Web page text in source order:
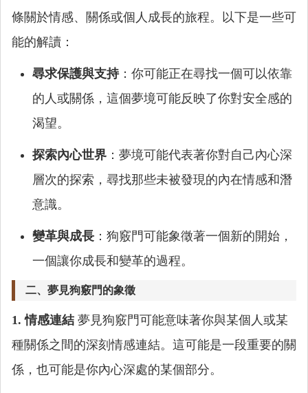
條關於情感、關係或個人成長的旅程。以下是一些可
能的解讀：
尋求保護與支持：你可能正在尋找一個可以依靠
的人或關係，這個夢境可能反映了你對安全感的
渴望。
探索內心世界 ：夢境可能代表著你對自己內心深
層次的探索，尋找那些未被發現的內在情感和潛
意識。
變革與成長 ：狗竅門可能象徵著一個新的開始，
一個讓你成長和變革的過程。
二、夢見狗竅門的象徵
1. 情感連結 夢見狗竅門可能意味著你與某個人或某
種關係之間的深刻情感連結。這可能是一段重要的關
係，也可能是你內心深處的某個部分。